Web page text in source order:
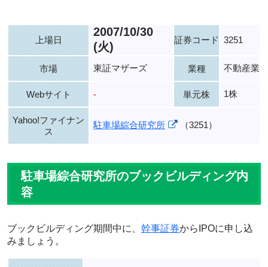
上場日
2007/10/30
(火)
証券コード 3251
市場 東証マザーズ 業種 不動産業
Webサイト - 単元株 1株
Yahoo!ファイナン
ス
駐車場綜合研究所 （3251）
駐車場綜合研究所のブックビルディング内
容
ブックビルディング期間中に、 幹事証券からIPOに申し込
みましょう。